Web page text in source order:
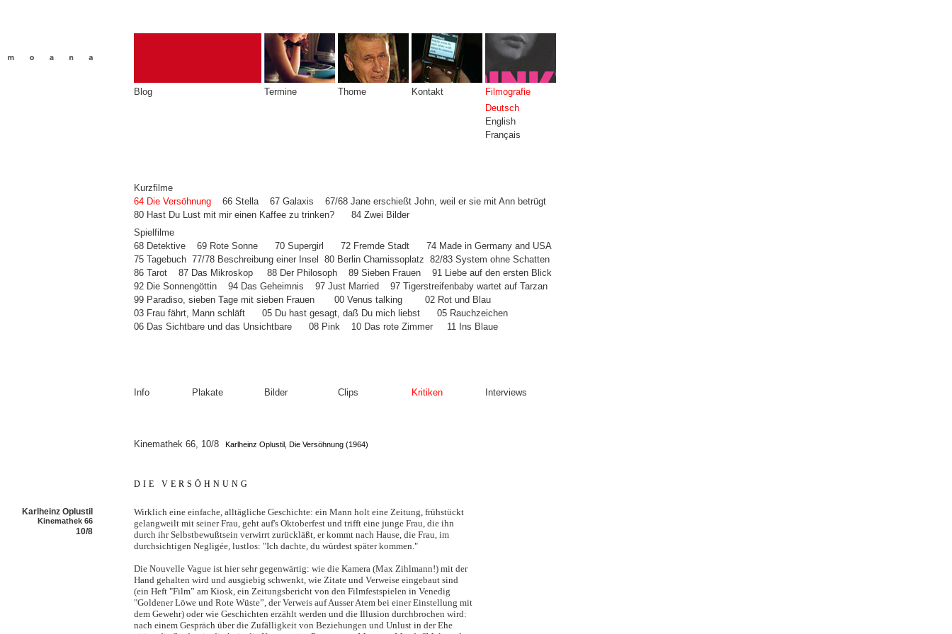
Blog Termine Thome Kontakt
Filmografie
Deutsch
English
Français
Kurzfilme
64 Die Versöhnung 66 Stella 67 Galaxis
67/68 Jane erschießt John, weil er sie mit Ann betrügt
80 Hast Du Lust mit mir einen Kaffee zu trinken?
84 Zwei Bilder
Spielfilme
68 Detektive
69 Rote Sonne 70 Supergirl 72 Fremde Stadt
74 Made in Germany and USA
75 Tagebuch 77/78 Beschreibung einer Insel 80 Berlin Chamissoplatz 82/83 System ohne Schatten
86 Tarot
87 Das Mikroskop 88 Der Philosoph 89 Sieben Frauen
91 Liebe auf den ersten Blick
92 Die Sonnengöttin
94 Das Geheimnis 97 Just Married
97 Tigerstreifenbaby wartet auf Tarzan
99 Paradiso, sieben Tage mit sieben Frauen
00 Venus talking
02 Rot und Blau
03 Frau fährt, Mann schläft
05 Du hast gesagt, daß Du mich liebst
05 Rauchzeichen
06 Das Sichtbare und das Unsichtbare
08 Pink 10 Das rote Zimmer 11 Ins Blaue
Info Plakate Bilder Clips Kritiken Interviews
Kinemathek 66, 10/8 Karlheinz Oplustil, Die Versöhnung (1964)
DIE VERSÖHNUNG
Karlheinz Oplustil
Kinemathek 66
10/8
Wirklich eine einfache, alltägliche Geschichte: ein Mann holt eine Zeitung, frühstückt
gelangweilt mit seiner Frau, geht auf's Oktoberfest und trifft eine junge Frau, die ihn
durch ihr Selbstbewußtsein verwirrt zurückläßt, er kommt nach Hause, die Frau, im
durchsichtigen Negligée, lustlos: "Ich dachte, du würdest später kommen."
Die Nouvelle Vague ist hier sehr gegenwärtig: wie die Kamera (Max Zihlmann!) mit der
Hand gehalten wird und ausgiebig schwenkt, wie Zitate und Verweise eingebaut sind
(ein Heft "Film” am Kiosk, ein Zeitungsbericht von den Filmfestspielen in Venedig
"Goldener Löwe und Rote Wüste”, der Verweis auf Ausser Atem bei einer Einstellung mit
dem Gewehr) oder wie Geschichten erzählt werden und die Illusion durchbrochen wird:
nach einem Gespräch über die Zufälligkeit von Beziehungen und Unlust in der Ehe